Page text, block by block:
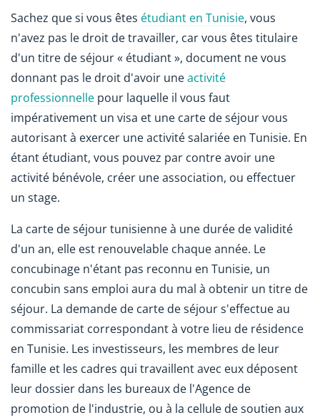
Sachez que si vous êtes étudiant en Tunisie, vous
n'avez pas le droit de travailler, car vous êtes titulaire
d'un titre de séjour « étudiant », document ne vous
donnant pas le droit d'avoir uneactivité
professionnelle pour laquelle il vous faut
impérativement un visa et une carte de séjour vous
autorisant à exercer une activité salariée en Tunisie. En
étant étudiant, vous pouvez par contre avoir une
activité bénévole, créer une association, ou effectuer
un stage.
La carte de séjour tunisienne à une durée de validité
d'un an, elle est renouvelable chaque année. Le
concubinage n'étant pas reconnu en Tunisie, un
concubin sans emploi aura du mal à obtenir un titre de
séjour. La demande de carte de séjour s'effectue au
commissariat correspondant à votre lieu de résidence
en Tunisie. Les investisseurs, les membres de leur
famille et les cadres qui travaillent avec eux déposent
leur dossier dans les bureaux de l'Agence de
promotion de l'industrie, ou à la cellule de soutien aux